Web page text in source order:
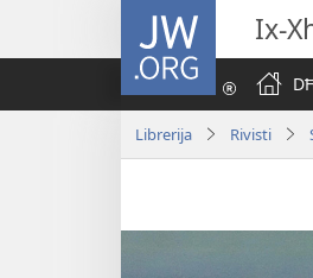
JW.ORG Ix-
Librerija Rivisti